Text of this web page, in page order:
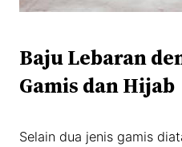
Baju Lebaran
Gamis dan Hijab
Selain dua jenis gamis